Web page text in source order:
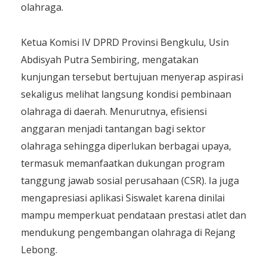
olahraga.
Ketua Komisi IV DPRD Provinsi Bengkulu, Usin
Abdisyah Putra Sembiring, mengatakan
kunjungan tersebut bertujuan menyerap aspirasi
sekaligus melihat langsung kondisi pembinaan
olahraga di daerah. Menurutnya, efisiensi
anggaran menjadi tantangan bagi sektor
olahraga sehingga diperlukan berbagai upaya,
termasuk memanfaatkan dukungan program
tanggung jawab sosial perusahaan (CSR). Ia juga
mengapresiasi aplikasi Siswalet karena dinilai
mampu memperkuat pendataan prestasi atlet dan
mendukung pengembangan olahraga di Rejang
Lebong.